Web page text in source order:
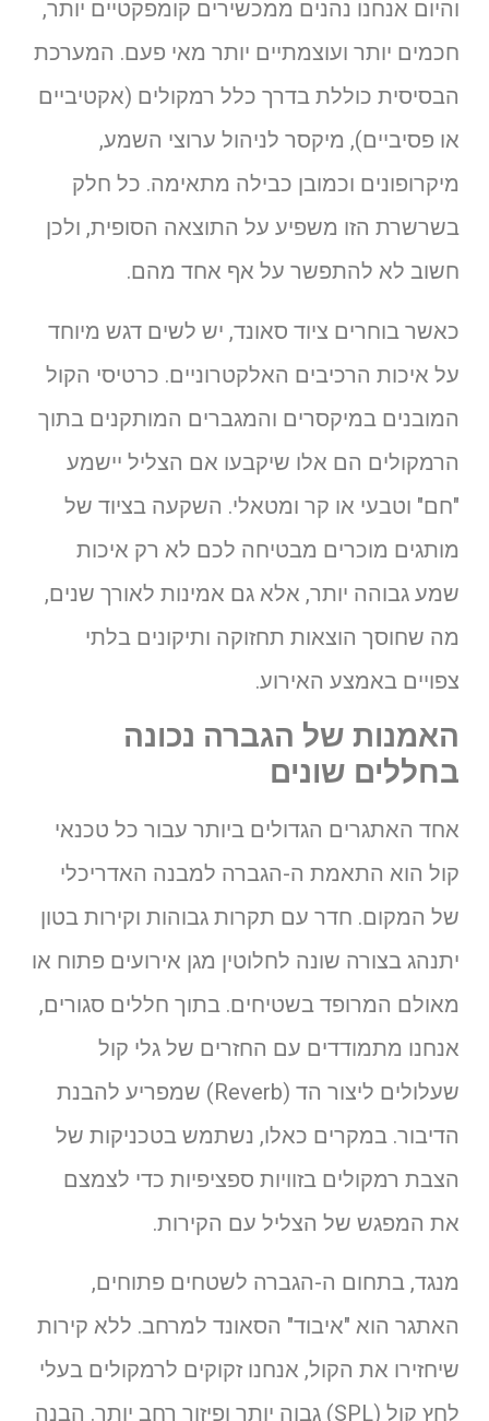
והיום אנחנו נהנים ממכשירים קומפקטיים יותר,
חכמים יותר ועוצמתיים יותר מאי פעם. המערכת
הבסיסית כוללת בדרך כלל רמקולים (אקטיביים
או פסיביים), מיקסר לניהול ערוצי השמע,
מיקרופונים וכמובן כבילה מתאימה. כל חלק
בשרשרת הזו משפיע על התוצאה הסופית, ולכן
חשוב לא להתפשר על אף אחד מהם.
כאשר בוחרים ציוד סאונד, יש לשים דגש מיוחד
על איכות הרכיבים האלקטרוניים. כרטיסי הקול
המובנים במיקסרים והמגברים המותקנים בתוך
הרמקולים הם אלו שיקבעו אם הצליל יישמע
"חם" וטבעי או קר ומטאלי. השקעה בציוד של
מותגים מוכרים מבטיחה לכם לא רק איכות
שמע גבוהה יותר, אלא גם אמינות לאורך שנים,
מה שחוסך הוצאות תחזוקה ותיקונים בלתי
צפויים באמצע האירוע.
האמנות של הגברה נכונה
בחללים שונים
אחד האתגרים הגדולים ביותר עבור כל טכנאי
קול הוא התאמת ה-הגברה למבנה האדריכלי
של המקום. חדר עם תקרות גבוהות וקירות בטון
יתנהג בצורה שונה לחלוטין מגן אירועים פתוח או
מאולם המרופד בשטיחים. בתוך חללים סגורים,
אנחנו מתמודדים עם החזרים של גלי קול
שעלולים ליצור הד (Reverb) שמפריע להבנת
הדיבור. במקרים כאלו, נשתמש בטכניקות של
הצבת רמקולים בזוויות ספציפיות כדי לצמצם
את המפגש של הצליל עם הקירות.
מנגד, בתחום ה-הגברה לשטחים פתוחים,
האתגר הוא "איבוד" הסאונד למרחב. ללא קירות
שיחזירו את הקול, אנחנו זקוקים לרמקולים בעלי
לחץ קול (SPL) גבוה יותר ופיזור רחב יותר. הבנה